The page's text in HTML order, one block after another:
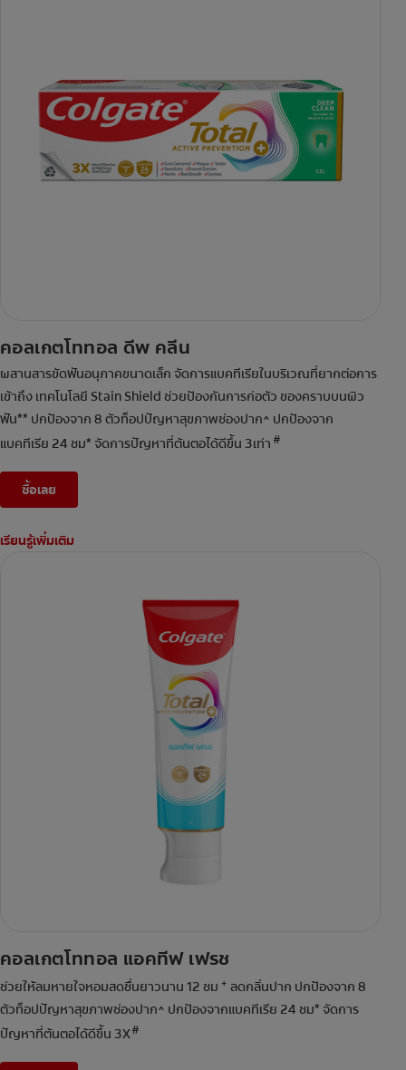
คอลเกตโททอล ดีพ คลีน
ผสานสารขัดฟันอนุภาคขนาดเล็ก จัดการแบคทีเรียในบริเวณที่ยากต่อการ
เข้าถึง เทคโนโลยี Stain Shield ช่วยป้องกันการก่อตัว ของคราบบนผิว
ฟัน** ปกป้องจาก 8 ตัวท็อปปัญหาสุขภาพช่องปาก^ ปกป้องจาก
แบคทีเรีย 24 ชม* จัดการปัญหาที่ต้นตอได้ดีขึ้น 3เท่า #
ซื้อเลย
เรียนรู้เพิ่มเติม
คอลเกตโททอล แอคทีฟ เฟรช
ช่วยให้ลมหายใจหอมสดชื่นยาวนาน 12 ชม + ลดกลิ่นปาก ปกป้องจาก 8
ตัวท็อปปัญหาสุขภาพช่องปาก^ ปกป้องจากแบคทีเรีย 24 ชม* จัดการ
ปัญหาที่ต้นตอได้ดีขึ้น 3X#